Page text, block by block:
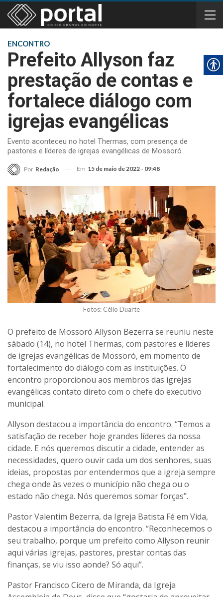
ENCONTRO
Prefeito Allyson faz
prestação de contas e
fortalece diálogo com
igrejas evangélicas
Evento aconteceu no hotel Thermas, com presença de
pastores e líderes de igrejas evangélicas de Mossoró
Por Redação Em 15 de maio de 2022 - 09:48
Fotos: Célio Duarte
O prefeito de Mossoró Allyson Bezerra se reuniu neste
sábado (14), no hotel Thermas, com pastores e líderes
de igrejas evangélicas de Mossoró, em momento de
fortalecimento do diálogo com as instituições. O
encontro proporcionou aos membros das igrejas
evangélicas contato direto com o chefe do executivo
municipal.
Allyson destacou a importância do encontro. “Temos a
satisfação de receber hoje grandes líderes da nossa
cidade. E nós queremos discutir a cidade, entender as
necessidades, quero ouvir cada um dos senhores, suas
ideias, propostas por entendermos que a igreja sempre
chega onde às vezes o município não chega ou o
estado não chega. Nós queremos somar forças”.
Pastor Valentim Bezerra, da Igreja Batista Fé em Vida,
destacou a importância do encontro. “Reconhecemos o
seu trabalho, porque um prefeito como Allyson reunir
aqui várias igrejas, pastores, prestar contas das
finanças, se viu isso aonde? Só aqui”.
Pastor Francisco Cícero de Miranda, da Igreja